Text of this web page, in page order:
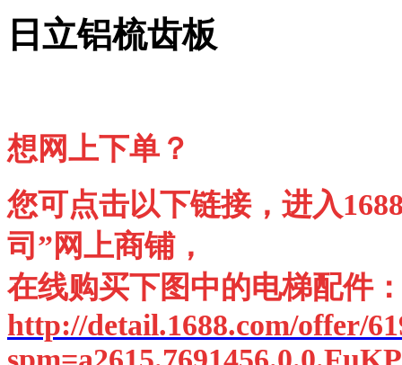
日立铝梳齿板
想网上下单？
您可点击以下链接，进入
司”网上商铺，
在线购买下图中的电梯配件
http://detail.1688.com/offer/